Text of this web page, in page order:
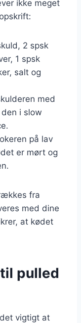
ikke meget
2 spsk
1 spsk
salt og
med
i slow
på lav
er mørt og
fra
med dine
at kødet
pulled
vigtigt at